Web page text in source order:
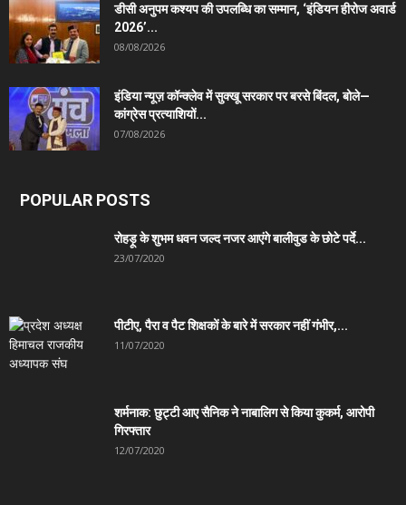
डीसी अनुपम कश्यप की उपलब्धि का सम्मान, ‘इंडियन हीरोज अवार्ड
2026’...
08/08/2026
इंडिया न्यूज़ कॉन्क्लेव में सुक्खू सरकार पर बरसे बिंदल, बोले—
कांग्रेस प्रत्याशियों...
07/08/2026
POPULAR POSTS
रोहड़ू के शुभम धवन जल्द नजर आएंगे बालीवुड के छोटे पर्दे...
23/07/2020
पीटीए, पैरा व पैट शिक्षकों के बारे में सरकार नहीं गंभीर,...
11/07/2020
शर्मनाक: छुट्टी आए सैनिक ने नाबालिग से किया कुकर्म, आरोपी
गिरफ्तार
12/07/2020